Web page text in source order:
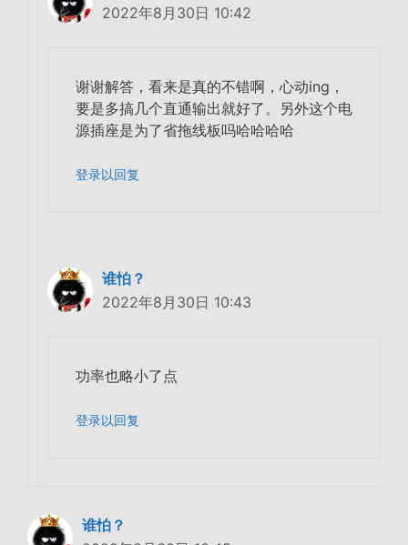
2022年8月30日 10:42
谢谢解答，看来是真的不错啊，心动ing，
要是多搞几个直通输出就好了。另外这个电
源插座是为了省拖线板吗哈哈哈哈
登录以回复
谁怕？
2022年8月30日 10:43
功率也略小了点
登录以回复
谁怕？